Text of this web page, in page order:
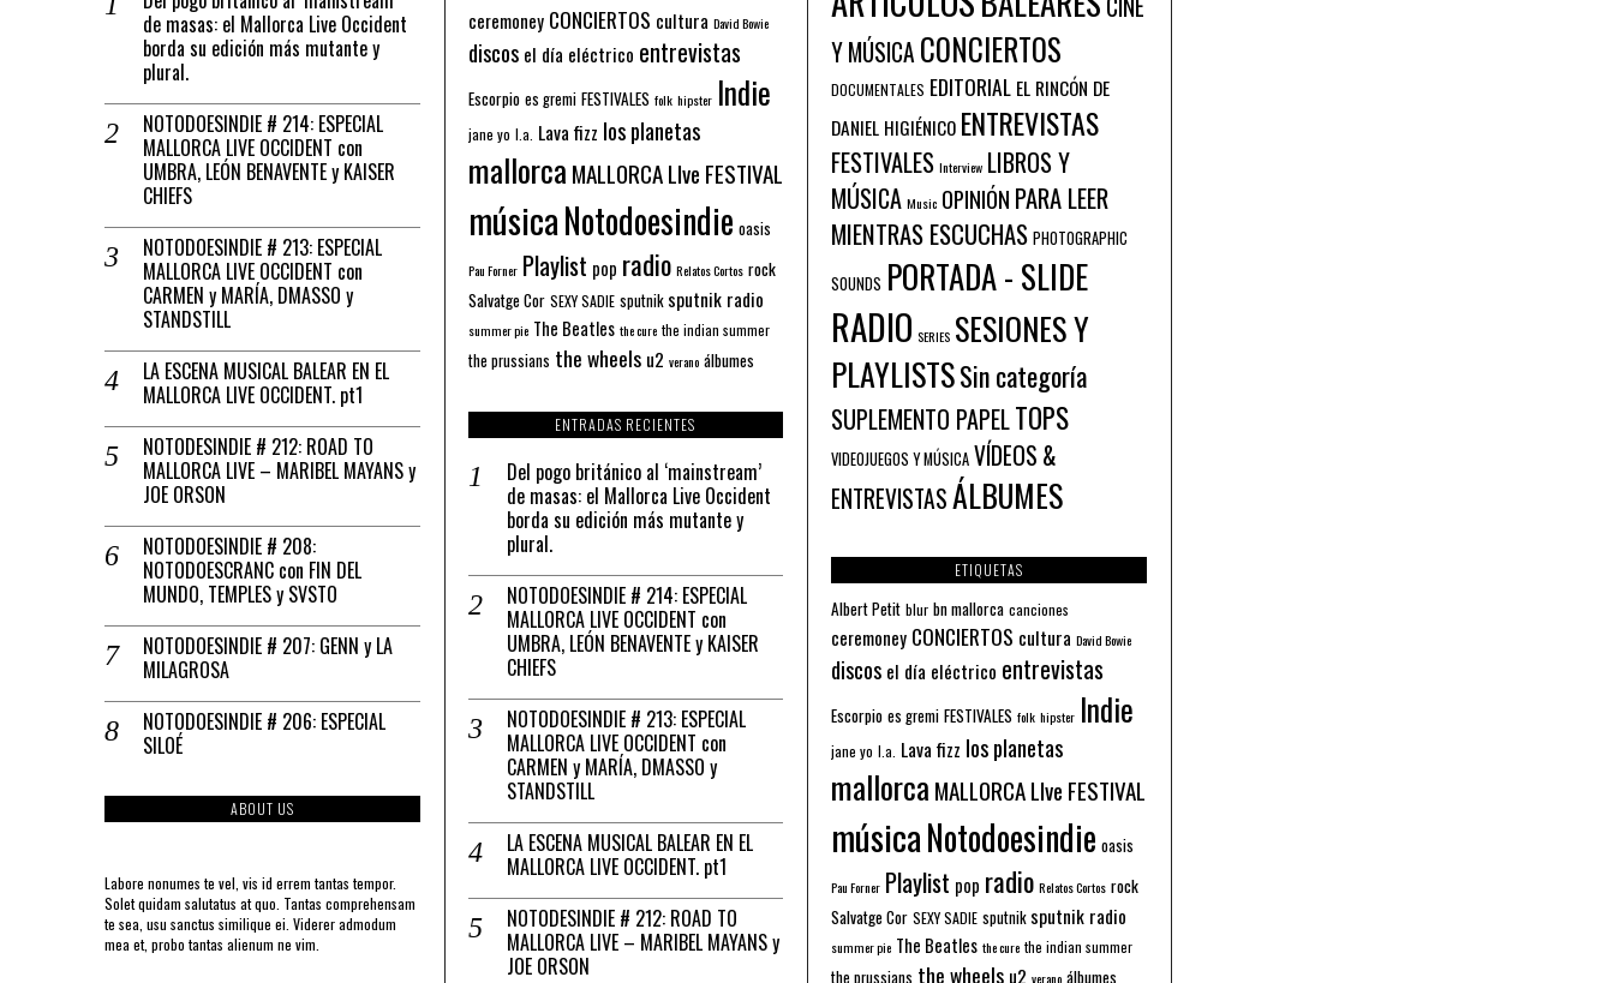
de masas: el Mallorca Live Occident
borda su edición más mutante y
plural.
NOTODOESINDIE # 214: ESPECIAL
MALLORCA LIVE OCCIDENT con
UMBRA, LEÓN BENAVENTE y KAISER
CHIEFS
NOTODOESINDIE # 213: ESPECIAL
MALLORCA LIVE OCCIDENT con
CARMEN y MARÍA, DMASSO y
STANDSTILL
LA ESCENA MUSICAL BALEAR EN EL
MALLORCA LIVE OCCIDENT. pt1
NOTODESINDIE # 212: ROAD TO
MALLORCA LIVE – MARIBEL MAYANS y
JOE ORSON
NOTODOESINDIE # 208:
NOTODOESCRANC con FIN DEL
MUNDO, TEMPLES y SVSTO
NOTODOESINDIE # 207: GENN y LA
MILAGROSA
NOTODOESINDIE # 206: ESPECIAL
SILOÉ
ABOUT US
Labore nonumes te vel, vis id errem tantas tempor.
Solet quidam salutatus at quo. Tantas comprehensam
te sea, usu sanctus similique ei. Viderer admodum
mea et, probo tantas alienum ne vim.
ceremoney CONCIERTOS cultura David Bowie
discos el día eléctrico entrevistas
Escorpio es gremi FESTIVALES folk hipster Indie
jane yo l.a. Lava fizz los planetas
mallorca MALLORCA LIve FESTIVAL
músicaNotodoesindie oasis
Pau Forner Playlist pop radio Relatos Cortos rock
Salvatge Cor SEXY SADIE sputnik sputnik radio
summer pie The Beatles the cure the indian summer
the prussians the wheels u2 verano álbumes
ENTRADAS RECIENTES
Del pogo británico al ‘mainstream’
de masas: el Mallorca Live Occident
borda su edición más mutante y
plural.
NOTODOESINDIE # 214: ESPECIAL
MALLORCA LIVE OCCIDENT con
UMBRA, LEÓN BENAVENTE y KAISER
CHIEFS
NOTODOESINDIE # 213: ESPECIAL
MALLORCA LIVE OCCIDENT con
CARMEN y MARÍA, DMASSO y
STANDSTILL
LA ESCENA MUSICAL BALEAR EN EL
MALLORCA LIVE OCCIDENT. pt1
NOTODESINDIE # 212: ROAD TO
MALLORCA LIVE – MARIBEL MAYANS y
JOE ORSON
Y MÚSICA CONCIERTOS
DOCUMENTALES EDITORIAL EL RINCÓN DE
DANIEL HIGIÉNICO ENTREVISTAS
FESTIVALES Interview LIBROS Y
MÚSICA Music OPINIÓN PARA LEER
MIENTRAS ESCUCHAS PHOTOGRAPHIC
SOUNDS PORTADA - SLIDE
RADIO SERIES SESIONES Y
PLAYLISTSSin categoría
SUPLEMENTO PAPELTOPS
VIDEOJUEGOS Y MÚSICA VÍDEOS &
ENTREVISTASÁLBUMES
ETIQUETAS
Albert Petit blur bn mallorca canciones
ceremoney CONCIERTOS cultura David Bowie
discos el día eléctrico entrevistas
Escorpio es gremi FESTIVALES folk hipster Indie
jane yo l.a. Lava fizz los planetas
mallorca MALLORCA LIve FESTIVAL
músicaNotodoesindie oasis
Pau Forner Playlist pop radio Relatos Cortos rock
Salvatge Cor SEXY SADIE sputnik sputnik radio
summer pie The Beatles the cure the indian summer
the prussians the wheels u2 verano álbumes